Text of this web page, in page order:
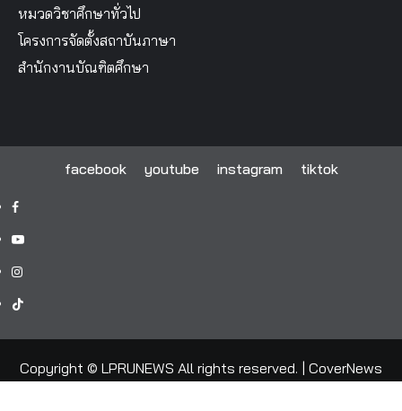
หมวดวิชาศึกษาทั่วไป
โครงการจัดตั้งสถาบันภาษา
สำนักงานบัณฑิตศึกษา
facebook youtube instagram tiktok
facebook
youtube
instagram
tiktok
Copyright © LPRUNEWS All rights reserved. | CoverNews